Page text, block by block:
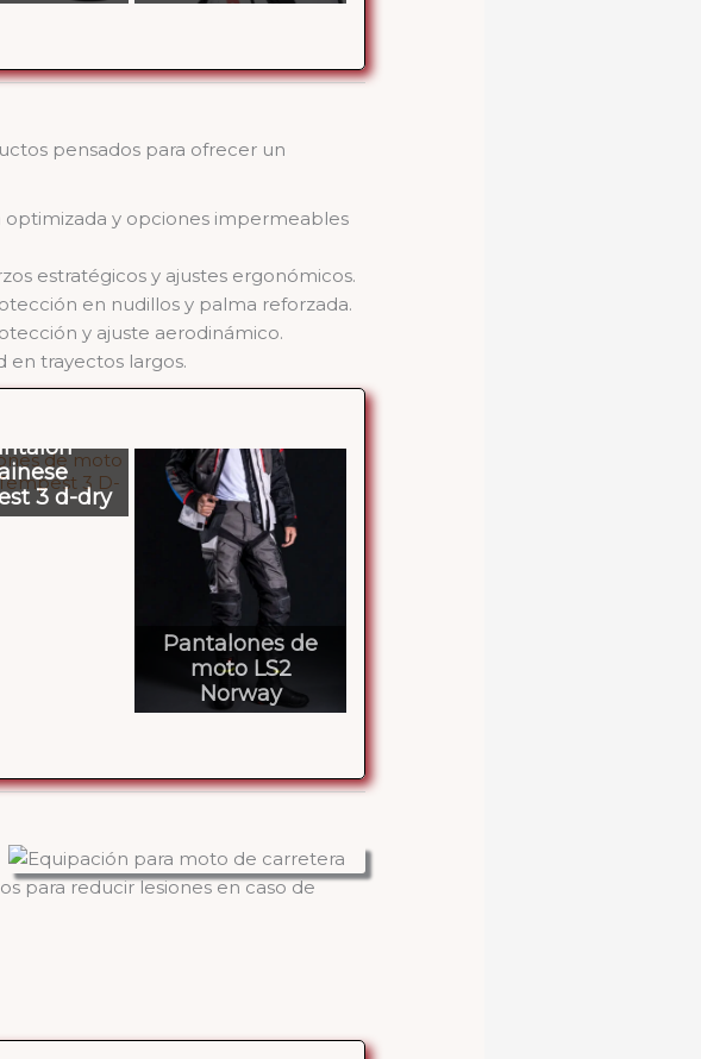
pensados para ofrecer un
y opciones impermeables
estratégicos y ajustes ergonómicos.
en nudillos y palma reforzada.
y ajuste aerodinámico.
en trayectos largos.
3 d-dry
Pantalones de
moto LS2
Norway
para reducir lesiones en caso de